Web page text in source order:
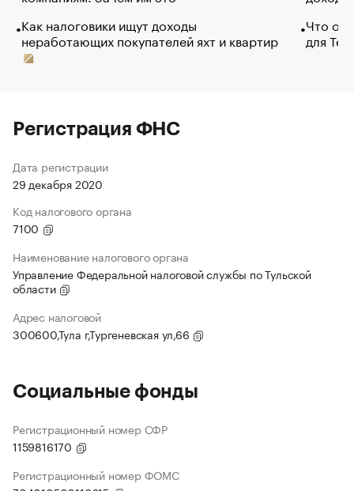
Как налоговики ищут доходы
неработающих покупателей яхт и квартир
Что
для
Регистрация ФНС
Дата регистрации
29 декабря 2020
Код налогового органа
7100
Наименование налогового органа
Управление Федеральной налоговой службы по Тульской
области
Адрес налоговой
300600,Тула г,Тургеневская ул,66
Социальные фонды
Регистрационный номер СФР
1159816170
Регистрационный номер ФОМС